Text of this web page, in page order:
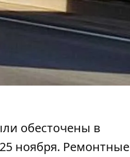
обесточены в
ноября. Ремонтные